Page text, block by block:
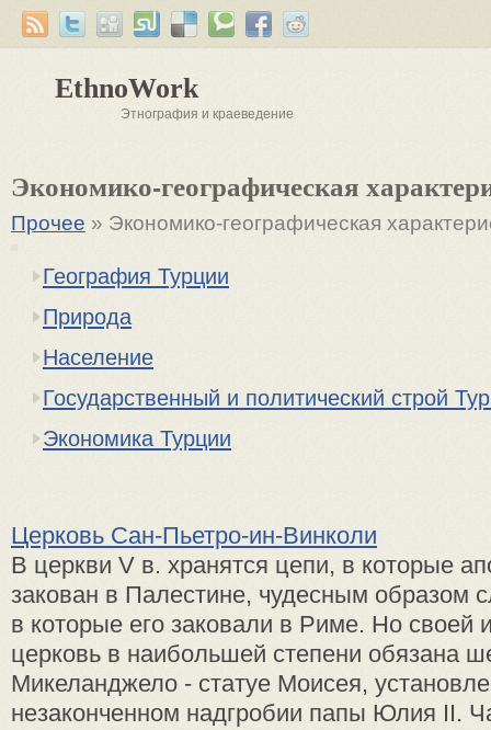
EthnoWork
Этнография и краеведение
Экономико-географическая
Прочее » Экономико-географическая
География Турции
Природа
Население
Государственный и политический строй
Экономика Турции
Церковь Сан-Пьетро-ин-Винколи
В церкви V в. хранятся цепи, в кото­рые
закован в Палести­не, чудесным образом
в которые его заковали в Ри­ме. Но своей
церковь в наибольшей степени обязана
Микеланджело - статуе Мои­сея,
незакончен­ном надгробии папы Юлия II.